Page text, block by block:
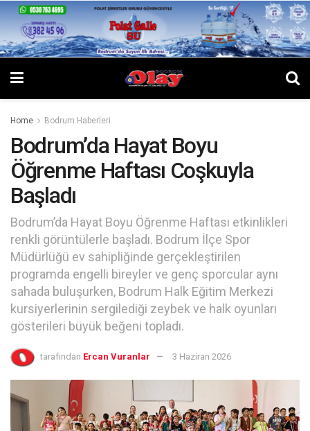
Home Bodrum Haberleri
Bodrum’da Hayat Boyu
Öğrenme Haftası Coşkuyla
Başladı
Bodrum’da Hayat Boyu Öğrenme Haftası etkinlikleri
renkli görüntülerle başladı. Bodrum İlçe Spor
Müdürlüğü ev sahipliğinde gerçekleştirilen
programda engelli bireyler ve genç sporcular aynı
sahada buluşurken, Bodrum Halk Eğitim Merkezi
kursiyerlerinin sergilediği zeybek ve halk oyunları
gösterileri büyük beğeni topladı.
tarafından Ercan Vuranlar 3 Haziran 2026